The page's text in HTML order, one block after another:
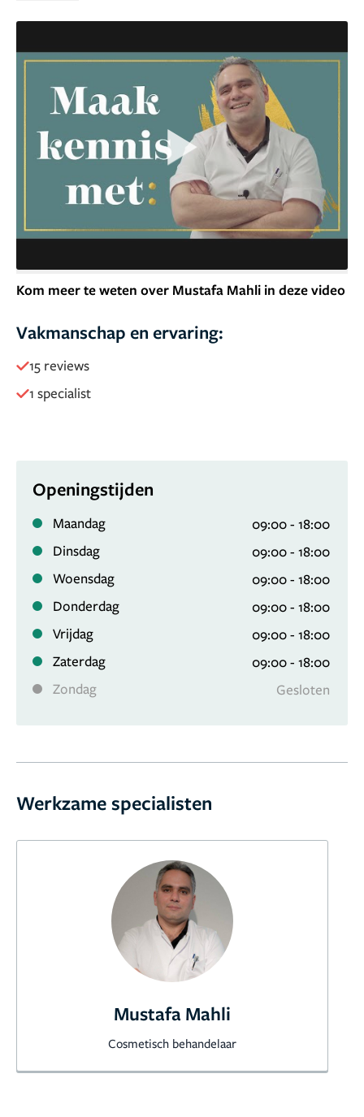
Kom meer te weten over Mustafa Mahli in deze video
Vakmanschap en ervaring:
15 reviews
1 specialist
Openingstijden
Maandag
09:00 - 18:00
Dinsdag
09:00 - 18:00
Woensdag
09:00 - 18:00
Donderdag
09:00 - 18:00
Vrijdag
09:00 - 18:00
Zaterdag
09:00 - 18:00
Zondag
Gesloten
Werkzame specialisten
Mustafa Mahli
Cosmetisch behandelaar